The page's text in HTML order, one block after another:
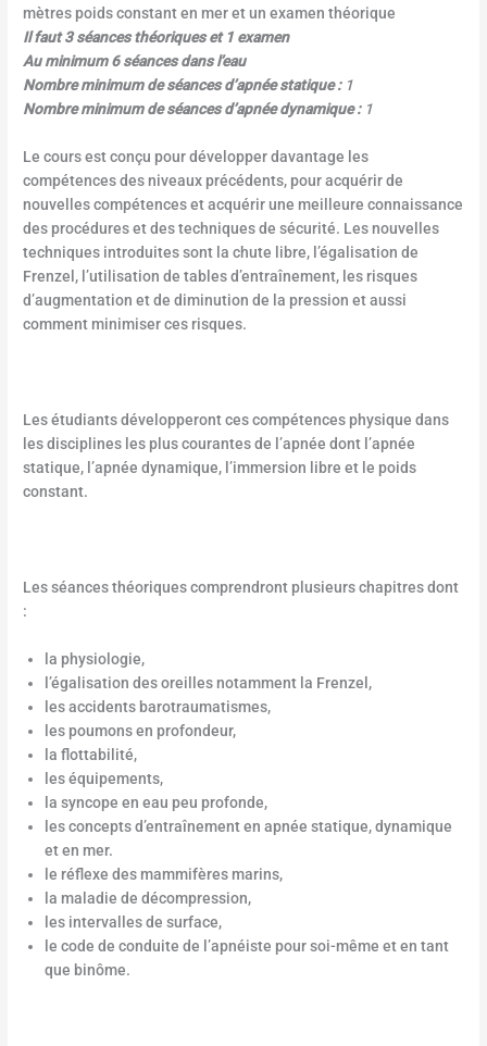
mètres poids constant en mer et un examen théorique
Il faut 3 séances théoriques et 1 examen
Au minimum 6 séances dans l’eau
Nombre minimum de séances d’apnée statique : 1
Nombre minimum de séances d’apnée dynamique : 1
Le cours est conçu pour développer davantage les
compétences des niveaux précédents, pour acquérir de
nouvelles compétences et acquérir une meilleure connaissance
des procédures et des techniques de sécurité. Les nouvelles
techniques introduites sont la chute libre, l’égalisation de
Frenzel, l’utilisation de tables d’entraînement, les risques
d’augmentation et de diminution de la pression et aussi
comment minimiser ces risques.
Les étudiants développeront ces compétences physique dans
les disciplines les plus courantes de l’apnée dont l’apnée
statique, l’apnée dynamique, l’immersion libre et le poids
constant.
Les séances théoriques comprendront plusieurs chapitres dont
:
la physiologie,
l’égalisation des oreilles notamment la Frenzel,
les accidents barotraumatismes,
les poumons en profondeur,
la flottabilité,
les équipements,
la syncope en eau peu profonde,
les concepts d’entraînement en apnée statique, dynamique
et en mer.
le réflexe des mammifères marins,
la maladie de décompression,
les intervalles de surface,
le code de conduite de l’apnéiste pour soi-même et en tant
que binôme.